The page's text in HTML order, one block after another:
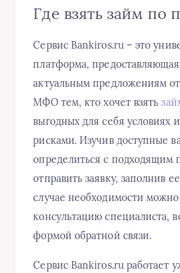
Где взять займ по
Сервис Bankiros.ru – это
платформа,
актуальным предложениям
МФО тем, кто хочет взять
выгодных для себя условиях
рисками. Изучив доступные
определиться с подходящим
отправить заявку, заполнив
случае необходимости
консультацию специалиста,
формой обратной связи.
Сервис Bankiros.ru работает